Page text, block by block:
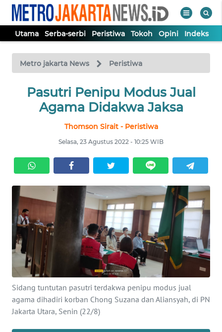
Utama Serba-serbi Peristiwa Tokoh Opini Indeks
Metro jakarta News Peristiwa
Pasutri Penipu Modus Jual
Agama Didakwa Jaksa
Thomson Sirait - Peristiwa
Selasa, 23 Agustus 2022 - 10:25 WIB
Sidang tuntutan pasutri terdakwa penipu modus jual
agama dihadiri korban Chong Suzana dan Aliansyah, di PN
Jakarta Utara, Senin (22/8)
TV
Tutup
UTAMA
PERISTIWA
TOKOH
OPINI
Informasi
INDEKS
BERITA
KONTAK
KAMI